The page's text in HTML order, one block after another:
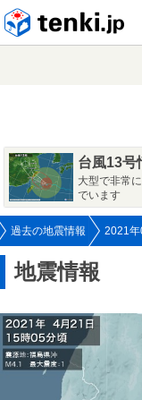
台風13号
大型で非常
でいます
過去の地震情報 2021年
地震情報